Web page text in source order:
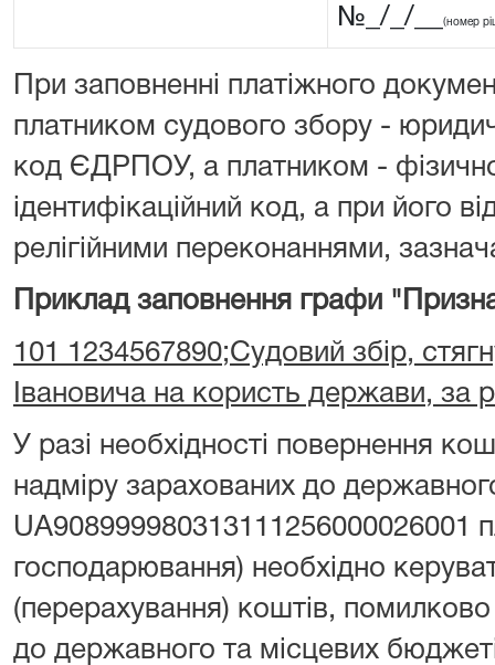
№_/_/__
(номер
При заповненні платіжного
платником судового збору -
код ЄДРПОУ, а платником -
ідентифікаційний код, а при його
релігійними переконаннями,
Приклад заповнення графи
101 1234567890;Судовий збір,
Івановича на користь держави,
У разі необхідності повернення
надміру зарахованих до
UA908999980313111256000026001
господарювання) необхідно
(перерахування) коштів,
до державного та місцевих